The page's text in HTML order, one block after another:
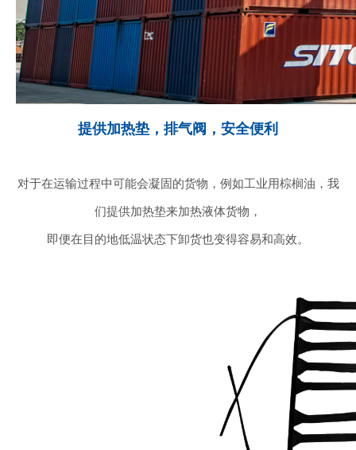
提供加热垫，排气阀，安全便利
对于在运输过程中可能会凝固的货物，例如工业用棕榈油，我
们提供加热垫来加热液体货物，
即便在目的地低温状态下卸货也变得容易和高效。